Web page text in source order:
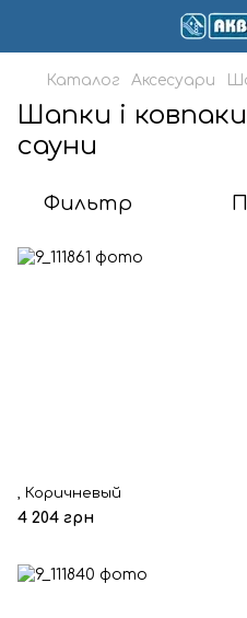
Каталог Аксесуари
Шапки і
сауни
Фильтр
, Коричневый
4 204 грн